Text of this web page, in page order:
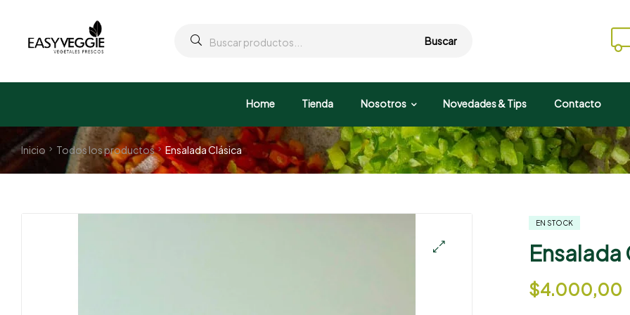
Buscar
Home Tienda Nosotros Novedades & Tips Contacto
Inicio Todos los productos Ensalada Clásica
EN STOCK
Ensalada
$4.000,00